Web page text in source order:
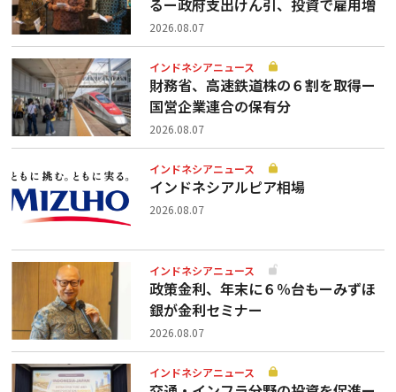
るー政府支出けん引、投資で雇用増
2026.08.07
インドネシアニュース
財務省、高速鉄道株の６割を取得ー
国営企業連合の保有分
2026.08.07
インドネシアニュース
インドネシアルピア相場
2026.08.07
インドネシアニュース
政策金利、年末に６％台もーみずほ
銀が金利セミナー
2026.08.07
インドネシアニュース